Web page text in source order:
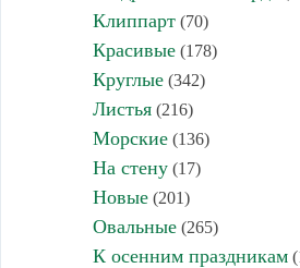
Клиппарт(70)
Красивые(178)
Круглые(342)
Листья(216)
Морские(136)
На стену(17)
Новые(201)
Овальные(265)
К осенним праздникам